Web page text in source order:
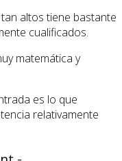
altos tiene bastante
cualificados.
matemática y
es lo que
relativamente